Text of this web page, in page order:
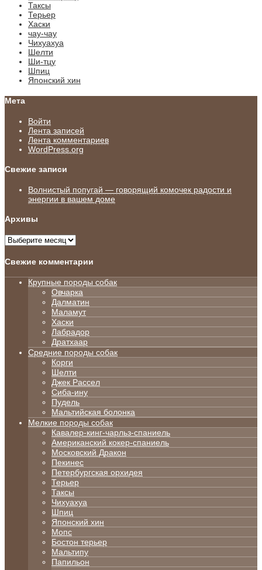
Таксы
Терьер
Хаски
чау-чау
Чихуахуа
Шелти
Ши-тцу
Шпиц
Японский хин
Мета
Войти
Лента записей
Лента комментариев
WordPress.org
Свежие записи
Волнистый попугай — говорящий комочек радости и
энергии в вашем доме
Архивы
Архивы
Свежие комментарии
Крупные породы собак
Овчарка
Далматин
Маламут
Хаски
Лабрадор
Дратхаар
Средние породы собак
Корги
Шелти
Джек Рассел
Сиба-ину
Пудель
Мальтийская болонка
Мелкие породы собак
Кавалер-кинг-чарльз-спаниель
Американский кокер-спаниель
Московский Дракон
Пекинес
Петербургская орхидея
Терьер
Таксы
Чихуахуа
Шпиц
Японский хин
Мопс
Бостон терьер
Мальтипу
Папильон